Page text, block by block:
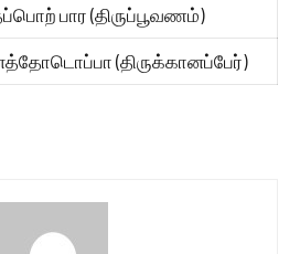
பார (திருப்பூவணம்)
(திருக்கானப்பேர்)